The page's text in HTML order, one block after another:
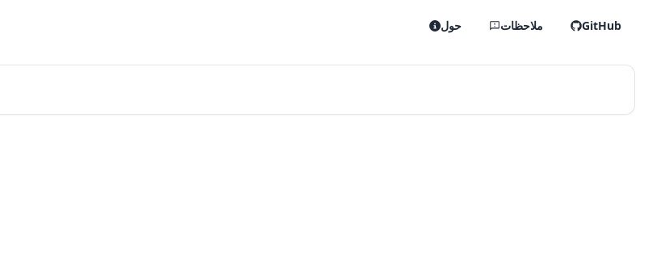
حول ملاحظات GitHub